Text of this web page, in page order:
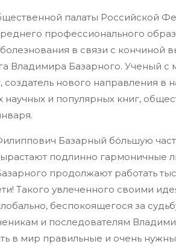
палаты Российской
профессионального
в связи с кончиной
Владимира Базарного. Ученый
создатель нового направления
научных и популярных книг,
Базарный бо́льшую
подлинно гармоничные
продолжают работать
Такого увлеченного своими
беспокоящегося за
и последователям
в мир правильные и очень